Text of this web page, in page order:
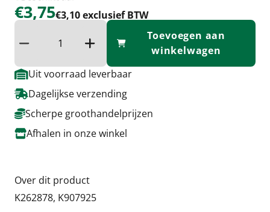
€3,75€3,10 exclusief BTW
Verminder hoeveelheidVerhoog de hoeveelheid
Toevoegen aan
winkelwagen
Uit voorraad leverbaar
Dagelijkse verzending
Scherpe groothandelprijzen
Afhalen in onze winkel
Over dit product
K262878, K907925